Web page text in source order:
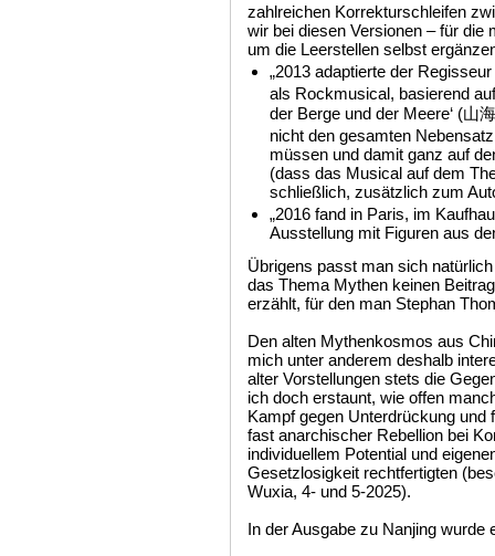
zahlreichen Korrekturschleifen
wir bei diesen Versionen – für
um die Leerstellen selbst
„2013 adaptierte der
als Rockmusical, basierend
der Berge und der Meere‘ (山
nicht den gesamten
müssen und damit ganz auf
(dass das Musical auf dem
schließlich, zusätzlich zum
„2016 fand in Paris, im
Ausstellung mit Figuren aus
Übrigens passt man sich
das Thema Mythen keinen
erzählt, für den man Stephan
Den alten Mythenkosmos aus
mich unter anderem deshalb
alter Vorstellungen stets die
ich doch erstaunt, wie offen
Kampf gegen Unterdrückung
fast anarchischer Rebellion bei
individuellem Potential und
Gesetzlosigkeit rechtfertigten
Wuxia, 4- und 5-2025).
In der Ausgabe zu Nanjing